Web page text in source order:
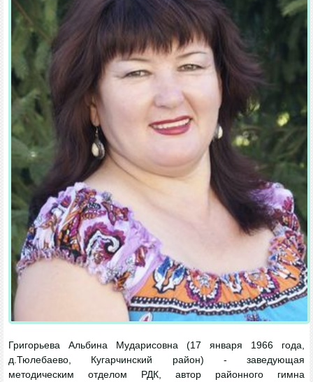
Григорьева Альбина Мударисовна (17 января 1966 года,
д.Тюлебаево, Кугарчинский район) - заведующая
методическим отделом РДК, автор районного гимна